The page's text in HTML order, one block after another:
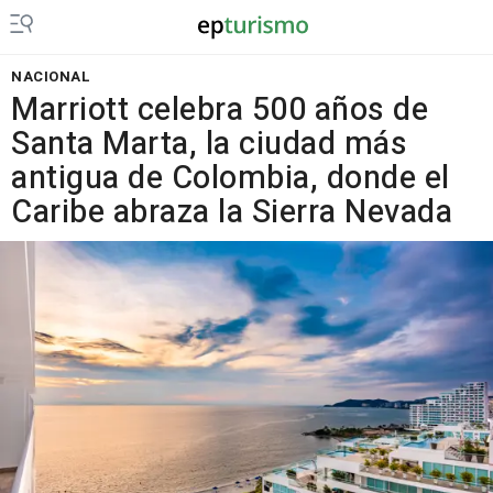
NACIONAL
Marriott celebra 500 años de
Santa Marta, la ciudad más
antigua de Colombia, donde el
Caribe abraza la Sierra Nevada